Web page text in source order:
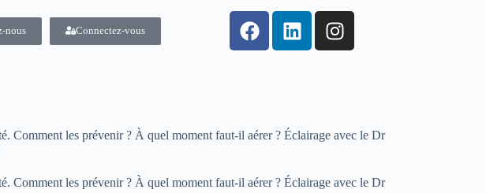
nous Connectez-vous
Comment les prévenir ? À quel moment faut-il aérer ? Éclairage avec le Dr
Comment les prévenir ? À quel moment faut-il aérer ? Éclairage avec le Dr